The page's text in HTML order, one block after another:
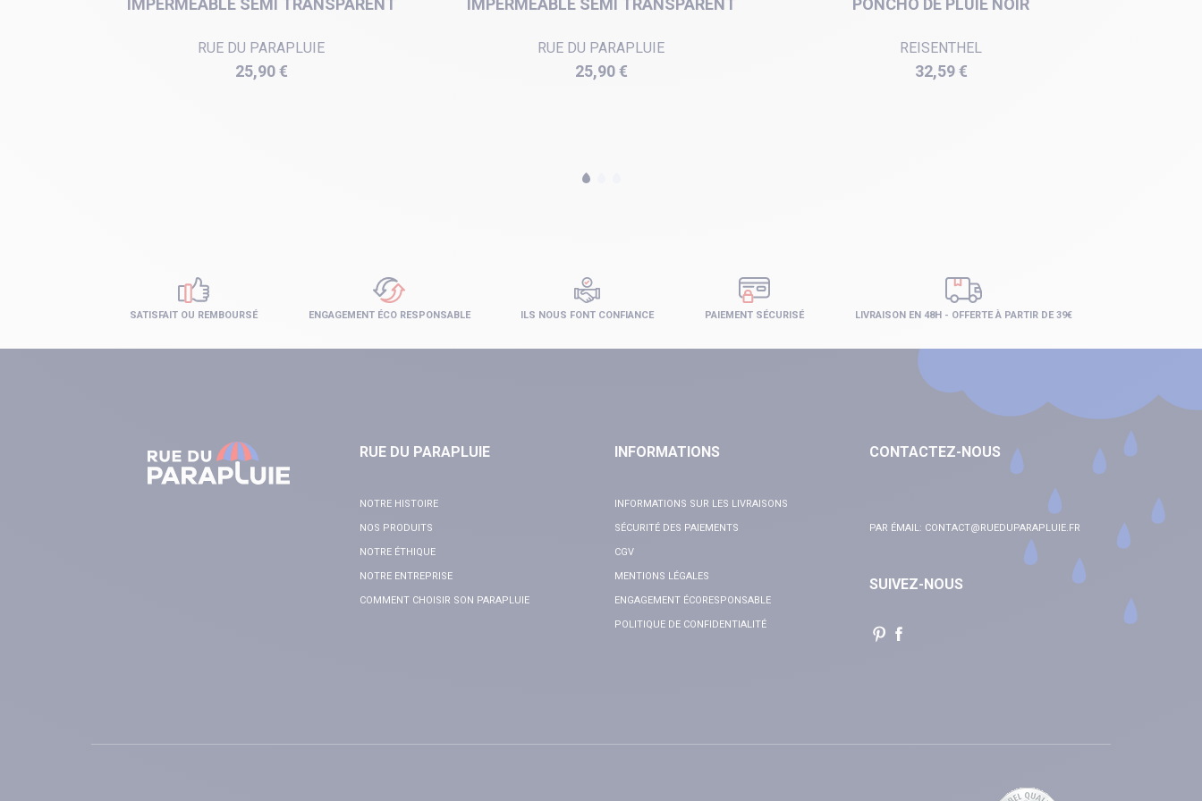
IMPERMÉABLE SEMI TRANSPARENT
RUE DU PARAPLUIE
Prix
25,90 €
IMPERMÉABLE SEMI TRANSPARENT
RUE DU PARAPLUIE
Prix
25,90 €
PONCHO DE PLUIE NOIR
REISENTHEL
Prix
32,59 €
LIVRAISON EN 48H - OFFERTE À PARTIR DE 39€
PAIEMENT SÉCURISÉ
SATISFAIT OU REMBOURSÉ ENGAGEMENT ÉCO RESPONSABLE ILS NOUS FONT CONFIANCE
RUE DU PARAPLUIE
NOTRE HISTOIRE
NOS PRODUITS
NOTRE ÉTHIQUE
NOTRE ENTREPRISE
COMMENT CHOISIR SON PARAPLUIE
INFORMATIONS
INFORMATIONS SUR LES LIVRAISONS
SÉCURITÉ DES PAIEMENTS
CGV
MENTIONS LÉGALES
ENGAGEMENT ÉCORESPONSABLE
POLITIQUE DE CONFIDENTIALITÉ
CONTACTEZ-NOUS
PAR ÉMAIL: CONTACT@RUEDUPARAPLUIE.FR
SUIVEZ-NOUS